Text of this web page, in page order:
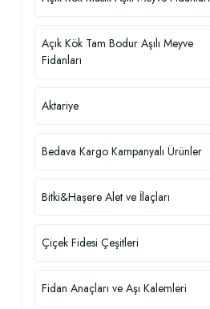
Açık Kök Tam Bodur Aşılı Meyve
Fidanları
Aktariye
Bedava Kargo Kampanyalı Ürünler
Bitki&Haşere Alet ve İlaçları
Çiçek Fidesi Çeşitleri
Fidan Anaçları ve Aşı Kalemleri